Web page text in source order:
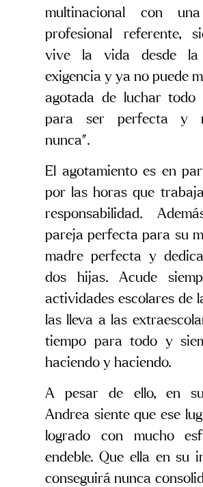
multinacional con
profesional referente,
vive la vida desde la
exigencia y ya no puede
agotada de luchar todo
para ser perfecta y
nunca”.
El agotamiento es en
por las horas que
responsabilidad.
pareja perfecta para su
madre perfecta y
dos hijas. Acude
actividades escolares de
las lleva a las
tiempo para todo y
haciendo y haciendo.
A pesar de ello, en
Andrea siente que ese
logrado con mucho
endeble. Que ella en su
conseguirá nunca